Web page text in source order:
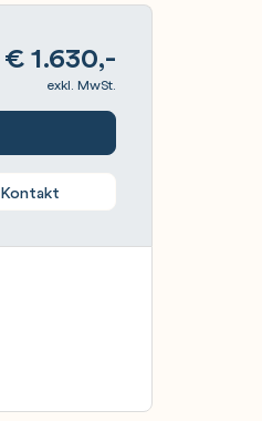
€1.630,-
exkl. MwSt.
Kontakt